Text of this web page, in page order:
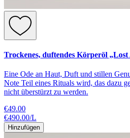
Trockenes, duftendes Körperöl
Eine Ode an Haut, Duft und stillen
Note Teil eines Rituals wird, das dazu
nicht überstürzt zu werden.
€49.00
€490.00/L
Hinzufügen